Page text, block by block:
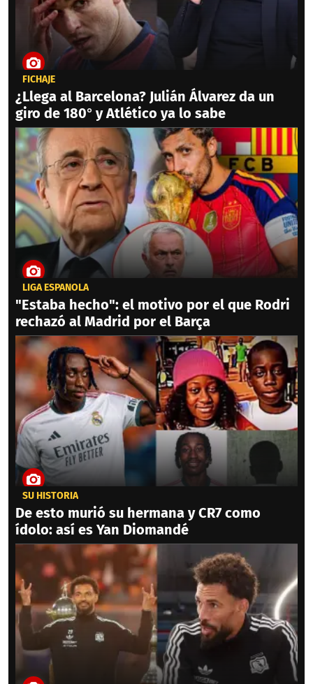
FICHAJE
¿Llega al Barcelona? Julián Álvarez da un
giro de 180° y Atlético ya lo sabe
LIGA ESPAÑOLA
"Estaba hecho": el motivo por el que Rodri
rechazó al Madrid por el Barça
SU HISTORIA
De esto murió su hermana y CR7 como
ídolo: así es Yan Diomandé